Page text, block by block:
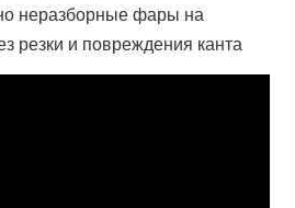
неразборные фары на
резки и повреждения канта